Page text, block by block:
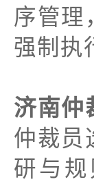
序管理
强制执
济南仲
仲裁员
研与